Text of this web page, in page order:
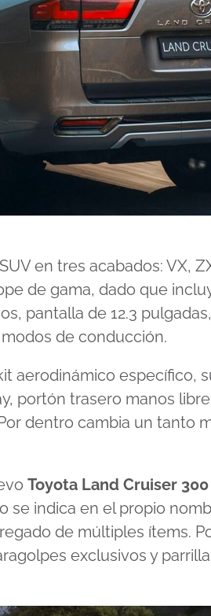
en tres acabados: VX,
de gama, dado que
pantalla de 12.3
de conducción.
aerodinámico específico,
portón trasero manos
dentro cambia un tanto
Toyota Land Cruiser
se indica en el propio
de múltiples ítems.
exclusivos y